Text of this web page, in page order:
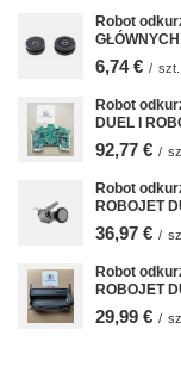
Robot
6,74 € / szt.
Robot
DUEL I
92,77 € /
Robot
ROBOJET
36,97 € /
Robot
ROBOJET
29,99 € /